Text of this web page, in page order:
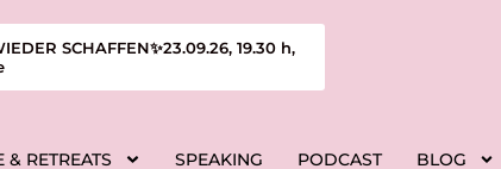
SCHAFFEN✨23.09.26, 19.30 h,
& RETREATS SPEAKING PODCAST BLOG